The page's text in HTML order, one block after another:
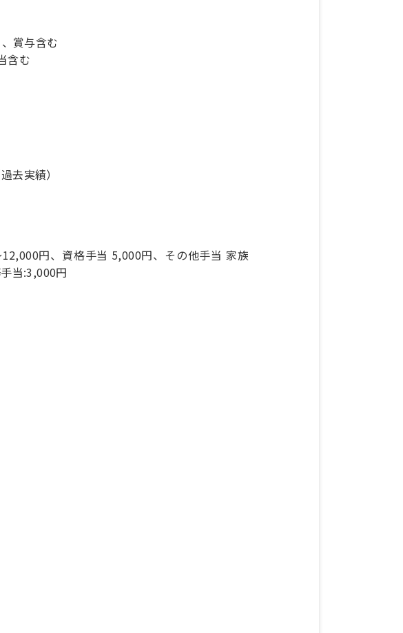
賞与含む
含む
去実績）
円、資格手当 5,000円、その他手当 家族
当:3,000円